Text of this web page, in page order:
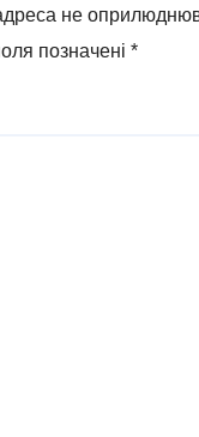
не
позначені *